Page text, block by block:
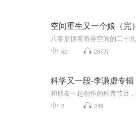
空间重生又一个娘（完）
62 287万
科学又一段-李谦虚专辑
2 249